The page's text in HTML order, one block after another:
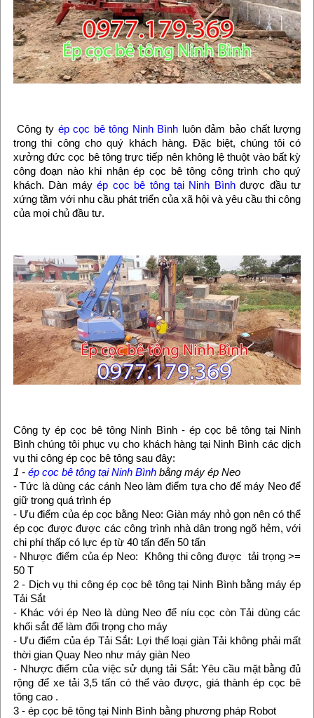
Công ty ép cọc bê tông Ninh Bình luôn đảm bảo chất lượng
trong thi công cho quý khách hàng. Đặc biệt, chúng tôi có
xưởng đức cọc bê tông trực tiếp nên không lệ thuột vào bất kỳ
công đoạn nào khi nhận ép cọc bê tông công trình cho quý
khách. Dàn máyép cọc bê tông tại Ninh Bìnhđược đầu tư
xứng tầm với nhu cầu phát triển của xã hội và yêu cầu thi công
của mọi chủ đầu tư.
Công ty ép cọc bê tông Ninh Bình - ép cọc bê tông tại Ninh
Bình chúng tôi phục vụ cho khách hàng tại Ninh Bình các dịch
vụ thi công ép cọc bê tông sau đây:
1 - ép cọc bê tông tại Ninh Bìnhbằng máy ép Neo
- Tức là dùng các cánh Neo làm điểm tựa cho đế máy Neo để
giữ trong quá trình ép
- Ưu điểm của ép cọc bằng Neo: Giàn máy nhỏ gọn nên có thể
ép cọc được được các công trình nhà dân trong ngõ hẻm, với
chi phí thấp có lực ép từ 40 tấn đến 50 tấn
- Nhược điểm của ép Neo: Không thi công được tải trọng >=
50 T
2 - Dịch vụ thi công ép cọc bê tông tại Ninh Bình bằng máy ép
Tải Sắt
- Khác với ép Neo là dùng Neo để níu cọc còn Tải dùng các
khối sắt để làm đối trọng cho máy
- Ưu điểm của ép Tải Sắt: Lợi thế loại giàn Tải không phải mất
thời gian Quay Neo như máy giàn Neo
- Nhược điểm của việc sử dụng tải Sắt: Yêu cầu mặt bằng đủ
rộng để xe tải 3,5 tấn có thể vào được, giá thành ép cọc bê
tông cao .
3 - ép cọc bê tông tại Ninh Bình bằng phương pháp Robot